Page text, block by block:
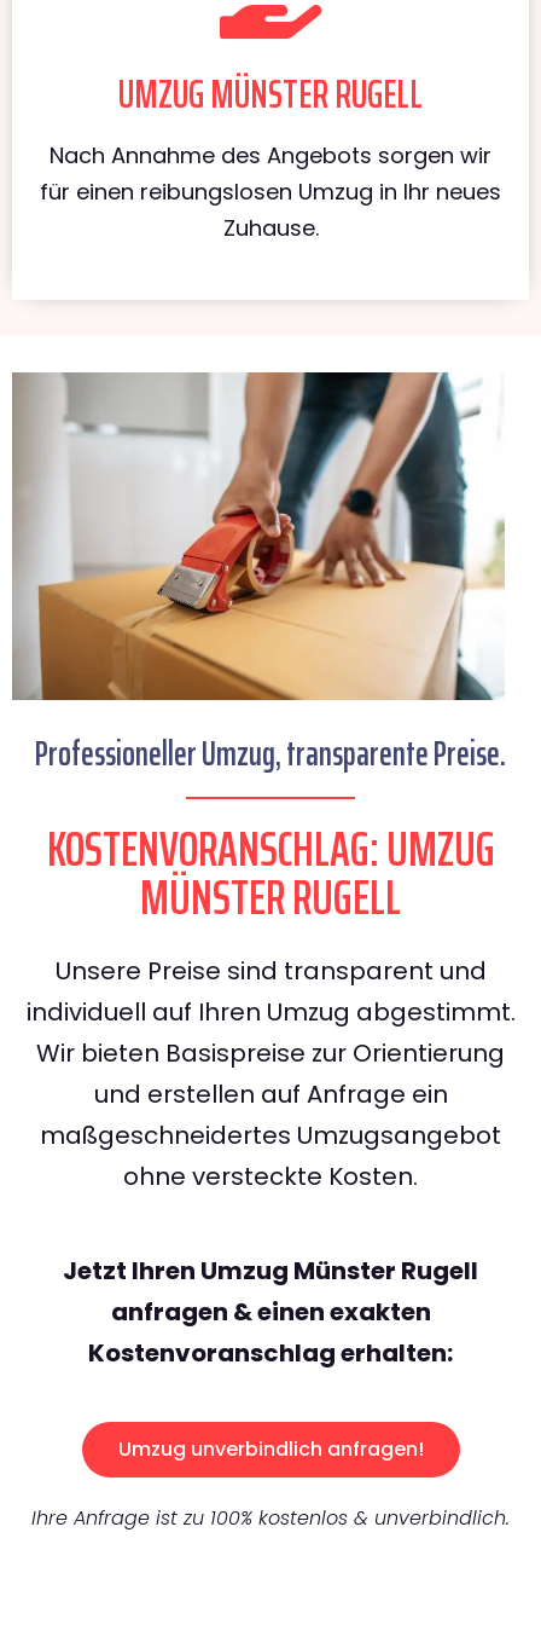
UMZUG MÜNSTER RUGELL
Nach Annahme des Angebots sorgen wir
für einen reibungslosen Umzug in Ihr neues
Zuhause.
Professioneller Umzug, transparente Preise.
KOSTENVORANSCHLAG: UMZUG
MÜNSTER RUGELL
Unsere Preise sind transparent und
individuell auf Ihren Umzug abgestimmt.
Wir bieten Basispreise zur Orientierung
und erstellen auf Anfrage ein
maßgeschneidertes Umzugsangebot
ohne versteckte Kosten.
Jetzt Ihren Umzug Münster Rugell
anfragen & einen exakten
Kostenvoranschlag erhalten:
Umzug unverbindlich anfragen!
Ihre Anfrage ist zu 100% kostenlos & unverbindlich.